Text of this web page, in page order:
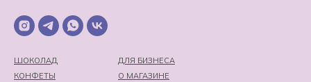
ДЛЯ БИЗНЕСА
ШОКОЛАД
О МАГАЗИНЕ
КОНФЕТЫ